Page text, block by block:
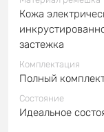
Кожа
застежка
Комплектация
Полный
Состояние
Идеальное